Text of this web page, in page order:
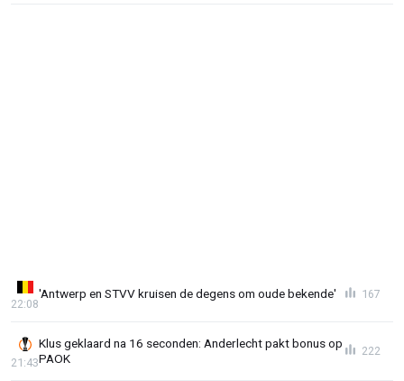
'Antwerp en STVV kruisen de degens om oude bekende'
22:08
167
Klus geklaard na 16 seconden: Anderlecht pakt bonus op
PAOK
21:43
222